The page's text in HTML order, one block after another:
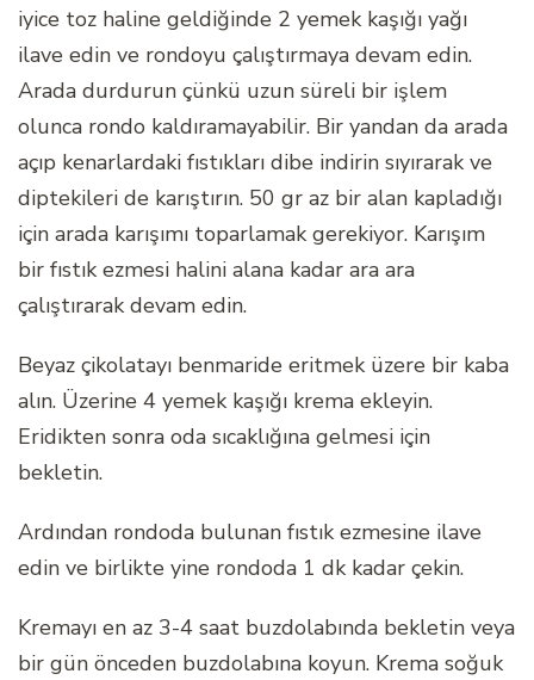
iyice toz haline geldiğinde 2 yemek kaşığı yağı
ilave edin ve rondoyu çalıştırmaya devam edin.
Arada durdurun çünkü uzun süreli bir işlem
olunca rondo kaldıramayabilir. Bir yandan da arada
açıp kenarlardaki fıstıkları dibe indirin sıyırarak ve
diptekileri de karıştırın. 50 gr az bir alan kapladığı
için arada karışımı toparlamak gerekiyor. Karışım
bir fıstık ezmesi halini alana kadar ara ara
çalıştırarak devam edin.
Beyaz çikolatayı benmaride eritmek üzere bir kaba
alın. Üzerine 4 yemek kaşığı krema ekleyin.
Eridikten sonra oda sıcaklığına gelmesi için
bekletin.
Ardından rondoda bulunan fıstık ezmesine ilave
edin ve birlikte yine rondoda 1 dk kadar çekin.
Kremayı en az 3-4 saat buzdolabında bekletin veya
bir gün önceden buzdolabına koyun. Krema soğuk